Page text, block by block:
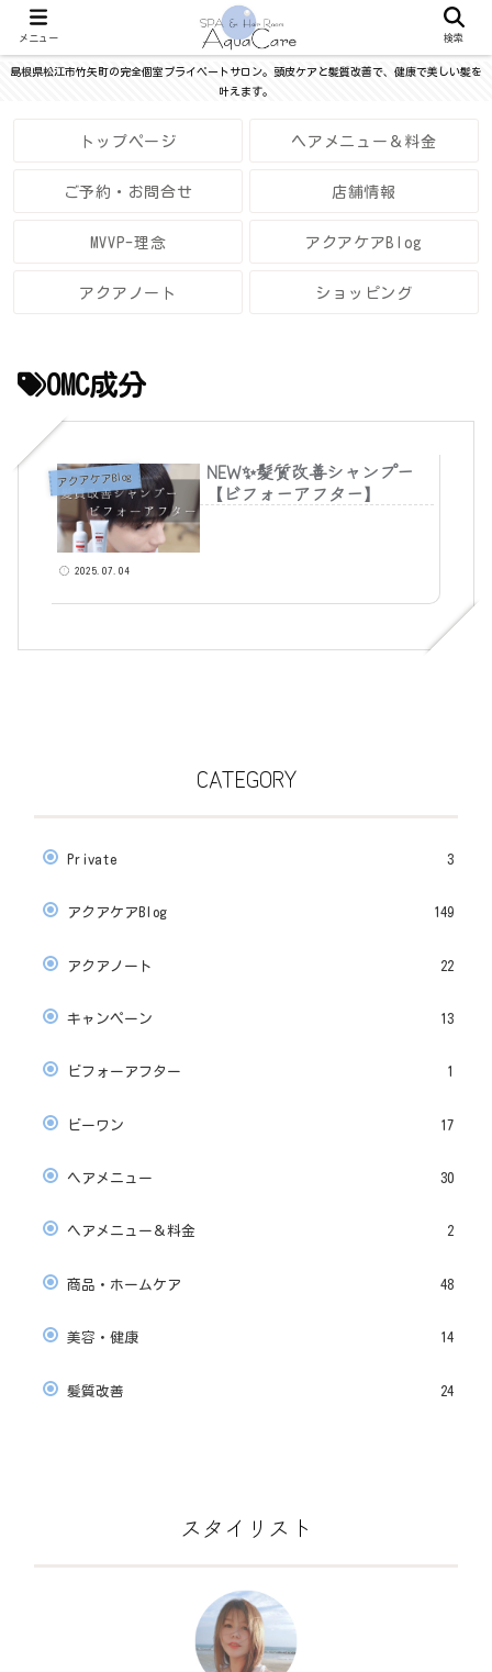
島根県松江市竹矢町の完全個室プライベートサロン。頭皮ケアと髪質改善で、健康で美しい髪を
叶えます。
トップページ ヘアメニュー＆料金
ご予約・お問合せ 店舗情報
MVVP-理念 アクアケアBlog
アクアノート ショッピング
OMC成分
アクアケアBlog
NEW✨髪質改善シャンプー
【ビフォーアフター】
2025.07.04
CATEGORY
Private 3
アクアケアBlog 149
アクアノート 22
キャンペーン 13
ビフォーアフター 1
ビーワン 17
ヘアメニュー 30
ヘアメニュー＆料金 2
商品・ホームケア 48
美容・健康 14
髪質改善 24
スタイリスト
メニュー 検索